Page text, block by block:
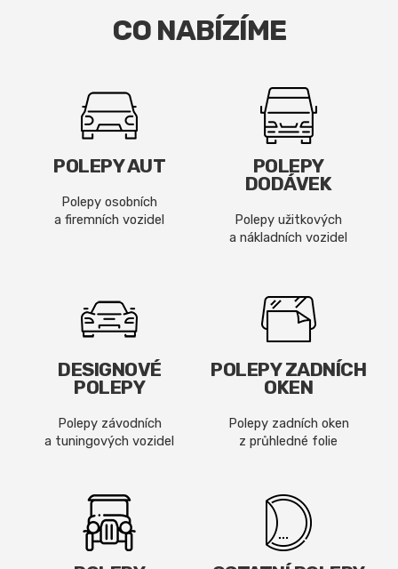
CO NABÍZÍME
POLEPY AUT
Polepy osobních
a firemních vozidel
POLEPY
DODÁVEK
Polepy užitkových
a nákladních vozidel
DESIGNOVÉ
POLEPY
Polepy závodních
a tuningových vozidel
POLEPY ZADNÍCH
OKEN
Polepy zadních oken
z průhledné folie